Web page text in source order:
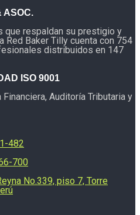
ASOC.
que respaldan su prestigio y
Red Baker Tilly cuenta con 754
distribuidos en 147
ISO 9001
Auditoría Tributaria y
482
700
No.339, piso 7, Torre